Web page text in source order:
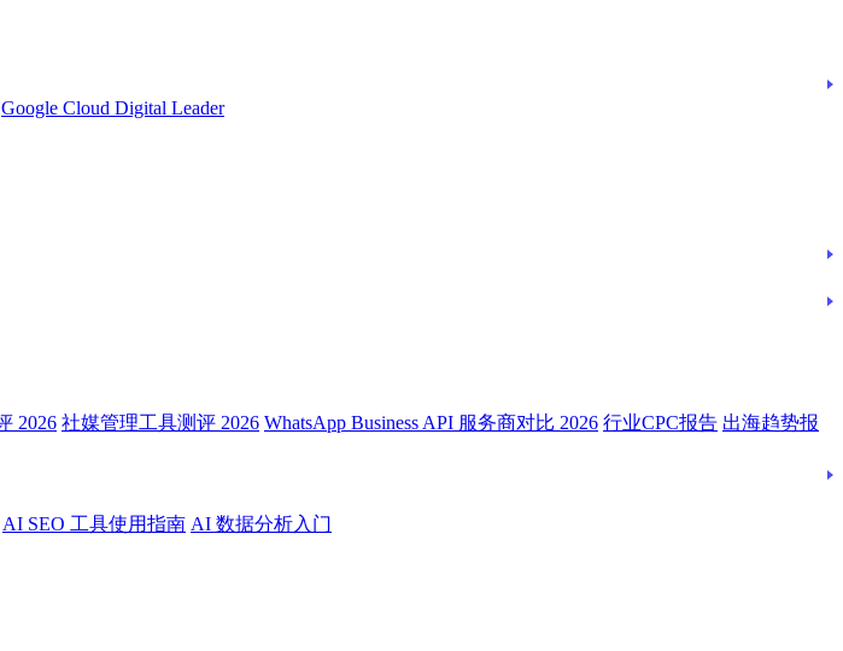
Google Cloud Digital Leader
2026 社媒管理工具测评 2026 WhatsApp Business API 服务商对比 2026 行业CPC报告 出海趋势报
AI SEO 工具使用指南 AI 数据分析入门